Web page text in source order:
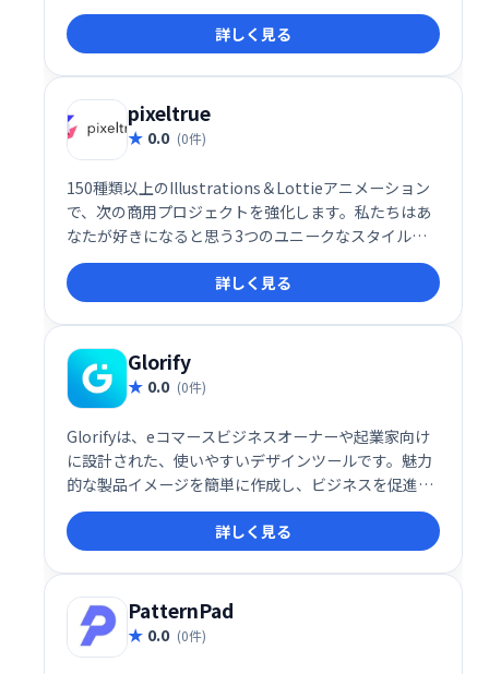
詳しく見る
pixeltrue
0.0 (0件)
150種類以上のIllustrations＆Lottieアニメーション
で、次の商用プロジェクトを強化します。私たちはあ
なたが好きになると思う3つのユニークなスタイルを
作りました :) お楽しみください！
詳しく見る
Glorify
0.0 (0件)
Glorifyは、eコマースビジネスオーナーや起業家向け
に設計された、使いやすいデザインツールです。魅力
的な製品イメージを簡単に作成し、ビジネスを促進し
ます。直感的な操作で、プロフェッショナルなビジュ
アルコンテンツを効率的に制作できます。あなたのビ
ジネスを輝かせる、強力なビジュアルツールを手に入
れましょう。
詳しく見る
PatternPad
0.0 (0件)